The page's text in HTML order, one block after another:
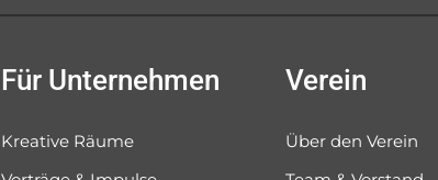
Für Unternehmen
Kreative Räume
Verein
Über den Verein